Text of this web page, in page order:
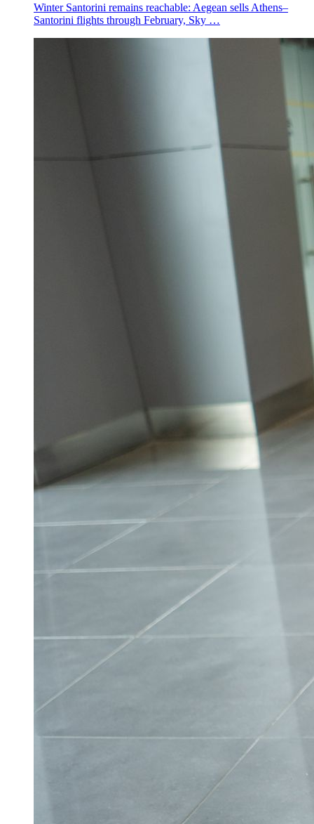
Winter Santorini remains reachable: Aegean sells Athens–
Santorini flights through February, Sky …